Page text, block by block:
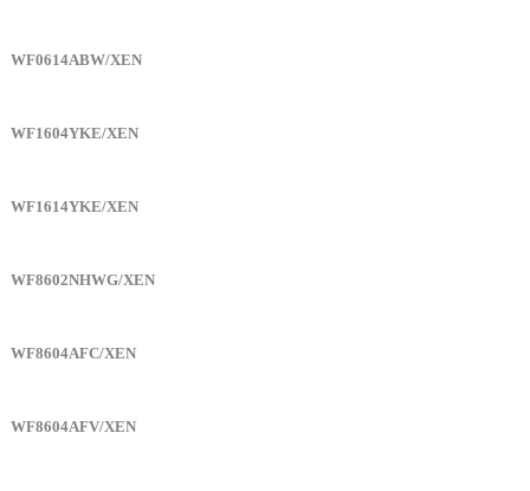
WF0614ABW/XEN
WF1604YKE/XEN
WF1614YKE/XEN
WF8602NHWG/XEN
WF8604AFC/XEN
WF8604AFV/XEN